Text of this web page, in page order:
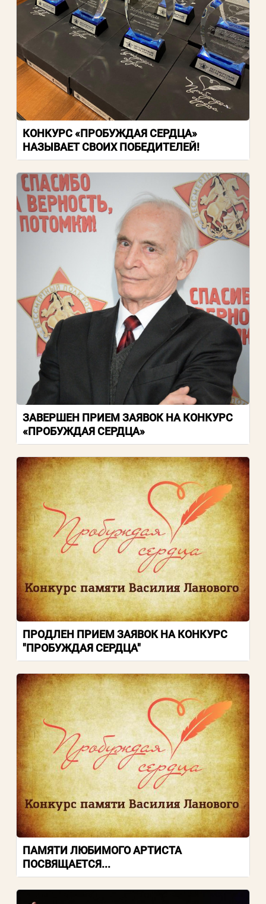
КОНКУРС «ПРОБУЖДАЯ СЕРДЦА»
НАЗЫВАЕТ СВОИХ ПОБЕДИТЕЛЕЙ!
ЗАВЕРШЕН ПРИЕМ ЗАЯВОК НА КОНКУРС
«ПРОБУЖДАЯ СЕРДЦА»
ПРОДЛЕН ПРИЕМ ЗАЯВОК НА КОНКУРС
"ПРОБУЖДАЯ СЕРДЦА"
ПАМЯТИ ЛЮБИМОГО АРТИСТА
ПОСВЯЩАЕТСЯ...